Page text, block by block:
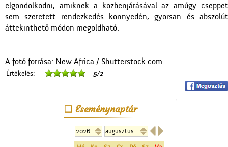
elgondolkodni, amiknek a közbenjárásával az amúgy cseppet
sem szeretett rendezkedés könnyedén, gyorsan és abszolút
áttekinthető módon megoldható.
A fotó forrása: New Africa / Shutterstock.com
Értékelés: 5/2
Eseménynaptár
